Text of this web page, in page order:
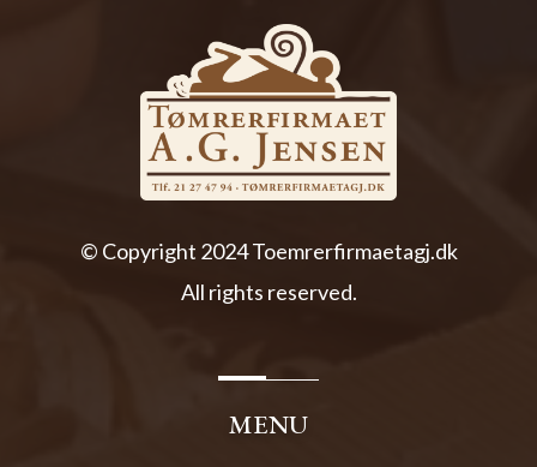
© Copyright 2024Toemrerfirmaetagj.dk
All rights reserved.
MENU